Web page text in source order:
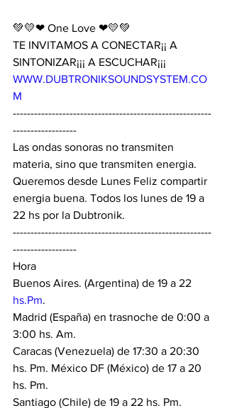
💚💛❤ One Love ❤💛💚
TE INVITAMOS A CONECTAR¡¡ A
SINTONIZAR¡¡¡ A ESCUCHAR¡¡¡
WWW.DUBTRONIKSOUNDSYSTEM.CO
M
--------------------------------------------------------
------------------
Las ondas sonoras no transmiten
materia, sino que transmiten energia.
Queremos desde Lunes Feliz compartir
energia buena. Todos los lunes de 19 a
22 hs por la Dubtronik.
--------------------------------------------------------
------------------
Hora
Buenos Aires. (Argentina) de 19 a 22
hs.Pm.
Madrid (España) en trasnoche de 0:00 a
3:00 hs. Am.
Caracas (Venezuela) de 17:30 a 20:30
hs. Pm. México DF (México) de 17 a 20
hs. Pm.
Santiago (Chile) de 19 a 22 hs. Pm.